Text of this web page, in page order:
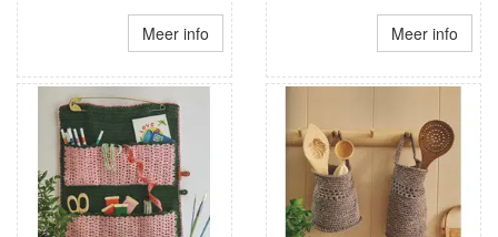
Meer info Meer info